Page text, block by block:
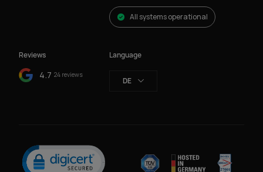
Reviews
4.7 24 reviews
All systems operational
Language
DE
Click to open certificate verification popup